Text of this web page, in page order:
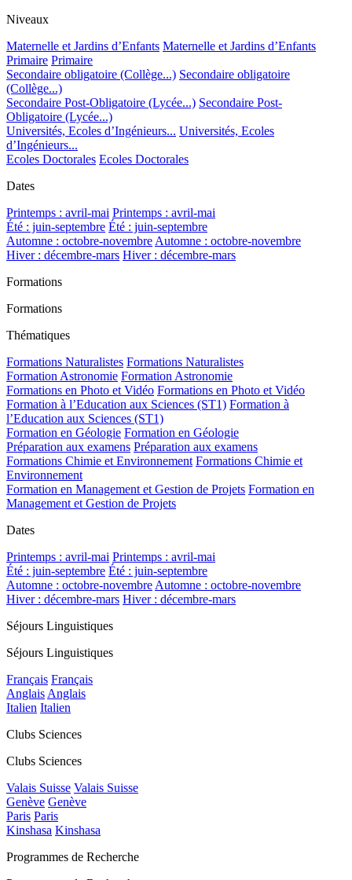
Niveaux
Maternelle et Jardins d’Enfants Maternelle et Jardins d’Enfants
Primaire Primaire
Secondaire obligatoire (Collège...) Secondaire obligatoire
(Collège...)
Secondaire Post-Obligatoire (Lycée...) Secondaire Post-
Obligatoire (Lycée...)
Universités, Ecoles d’Ingénieurs... Universités, Ecoles
d’Ingénieurs...
Ecoles Doctorales Ecoles Doctorales
Dates
Printemps : avril-mai Printemps : avril-mai
Été : juin-septembre Été : juin-septembre
Automne : octobre-novembre Automne : octobre-novembre
Hiver : décembre-mars Hiver : décembre-mars
Formations
Formations
Thématiques
Formations Naturalistes Formations Naturalistes
Formation Astronomie Formation Astronomie
Formations en Photo et Vidéo Formations en Photo et Vidéo
Formation à l’Education aux Sciences (ST1) Formation à
l’Education aux Sciences (ST1)
Formation en Géologie Formation en Géologie
Préparation aux examens Préparation aux examens
Formations Chimie et Environnement Formations Chimie et
Environnement
Formation en Management et Gestion de Projets Formation en
Management et Gestion de Projets
Dates
Printemps : avril-mai Printemps : avril-mai
Été : juin-septembre Été : juin-septembre
Automne : octobre-novembre Automne : octobre-novembre
Hiver : décembre-mars Hiver : décembre-mars
Séjours Linguistiques
Séjours Linguistiques
Français Français
Anglais Anglais
Italien Italien
Clubs Sciences
Clubs Sciences
Valais Suisse Valais Suisse
Genève Genève
Paris Paris
Kinshasa Kinshasa
Programmes de Recherche